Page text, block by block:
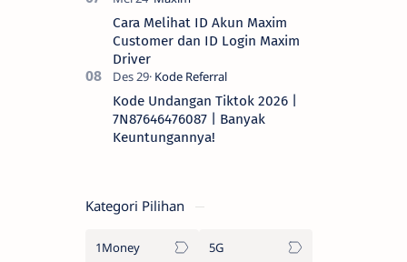
Cara Melihat ID Akun Maxim
Customer dan ID Login Maxim
Driver
Kode Undangan Tiktok 2026 |
7N87646476087 | Banyak
Keuntungannya!
Kategori Pilihan
1Money 5G